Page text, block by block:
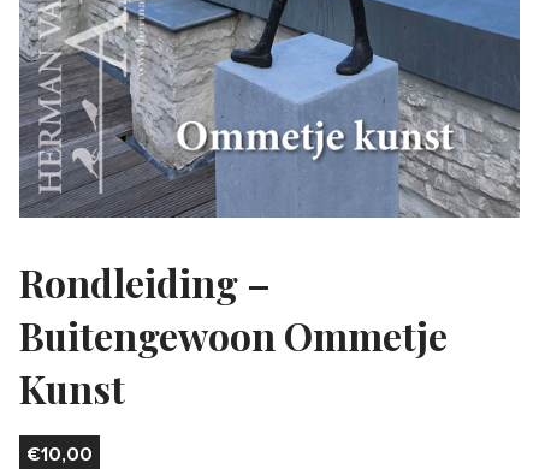
Rondleiding –
Buitengewoon Ommetje
Kunst
€10,00